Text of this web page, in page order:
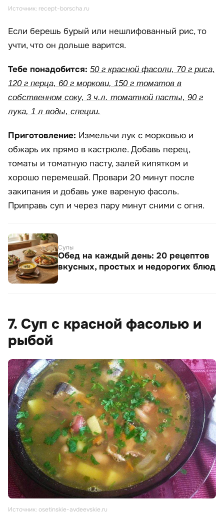
Источник: recept-borscha.ru
Если берешь бурый или нешлифованный рис, то
учти, что он дольше варится.
Тебе понадобится: 50 г красной фасоли, 70 г риса,
120 г перца, 60 г моркови, 150 г томатов в
собственном соку, 3 ч.л. томатной пасты, 90 г
лука, 1 л воды, специи.
Приготовление: Измельчи лук с морковью и
обжарь их прямо в кастрюле. Добавь перец,
томаты и томатную пасту, залей кипятком и
хорошо перемешай. Провари 20 минут после
закипания и добавь уже вареную фасоль.
Приправь суп и через пару минут сними с огня.
Супы
Обед на каждый день: 20 рецептов
вкусных, простых и недорогих блюд
7. Суп с красной фасолью и
рыбой
Источник: osetinskie-avdeevskie.ru